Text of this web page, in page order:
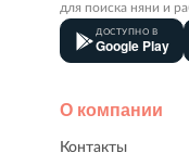
для поиска няни и
ДОСТУПНО В
Google Play
О компании
Контакты